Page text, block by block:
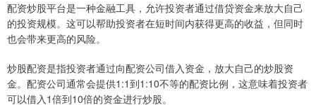
配资炒股平台是一种金融工具，允许投资者通过借贷资金来放大自己
的投资规模。这可以帮助投资者在短时间内获得更高的收益，但同时
也会带来更高的风险。
炒股配资是指投资者通过向配资公司借入资金，放大自己的炒股资
金。配资公司通常会提供1:1到1:10不等的配资比例，这意味着投资者
可以借入1倍到10倍的资金进行炒股。